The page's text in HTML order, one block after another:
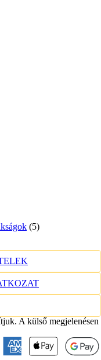
(5)
A külső megjelenésen